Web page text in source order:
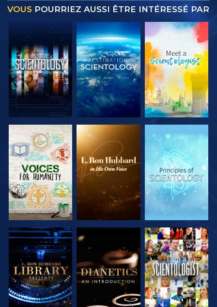
VOUS POURRIEZ AUSSI ÊTRE INTÉRESSÉ PAR
DÉCOUVRIR
LES SÉRIES
DÉCOUVRIR
LES SÉRIES
DÉCOUVRIR
LES SÉRIES
DÉCOUVRIR
LES SÉRIES
DÉCOUVRIR
LES SÉRIES
REGARDER